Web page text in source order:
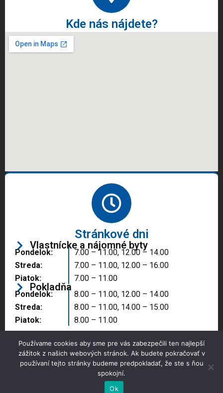
Kde nás nájdete?
Stránkové dni
Vlastnícke a nájomné byty
Pondelok:
Streda:
Piatok:
7.00 – 11.00, 12.00 – 14.00
7.00 – 11.00, 12.00 – 16.00
7.00 – 11.00
Pokladňa
Pondelok:
Streda:
Piatok:
8.00 – 11.00, 12.00 – 14.00
8.00 – 11.00, 14.00 – 15.00
8.00 – 11.00
Copyright © 2025 Správa majetku mesta, n.o.,
Partizánske
Používame cookies aby sme pre vás zabezpečili ten najlepší
zážitok z našich webových stránok. Ak budete pokračovať v
používaní tejto stránky budeme predpokladať, že ste s ňou
spokojní.
Ok